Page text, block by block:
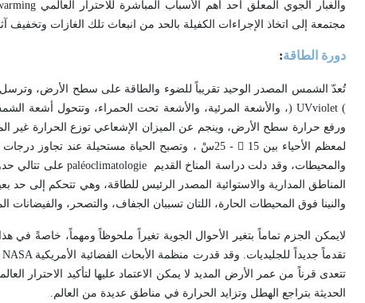
والغبار الجوي المعلق أحد أهم الأسباب المباشرة للاحترار العالمي
مجتمعة إلى اتخاذ الإجراءات الكفيلة بالحد من انبعاث تلك الغازات وتخفيف
دورة الطاقة:
تُعدّ الشمس المصدر الوحيد تقريباً للضوء والطاقة على سطح الأرض، وترسل
violet (
UV
)، والأشعة المرئية، والأشعة تحت الحمراء، وتتحول أشعة
ورفع حرارة سطح الأرض، وينجم عن الميزان الإشعاعي توزع الحرارة غير
لمعظم الأحياء بين 15 ْ - 25سْ ، وتصبح الحياة
والمحيطات، وقد دلت دراسة المناخ القديم
paléoclimatologie على تتالي
المناطق المدارية والاستوائية المصدر الرئيس للطاقة، وهي تتحكم إلى حد
والنينا فوق المحيطات الحارة، اللتان تسببان الجفاف، والتصحر،
لايمكن الجزم تماماً بتغير الأحوال الجوية تغيراً ملحوظاً ومهماً، خاصةً
تقدماً جديداً للجليديات. وقد قدرت منظمة الأبحاث الفضائية الأمريكية NASA
تتعدى قرناً من عمر الأرض المديد لا يمكن الاعتماد عليها لتأكيد الاحترار
الحديثة بتراجع الهطل وتزايد الحرارة في مناطق عديدة من العالم.